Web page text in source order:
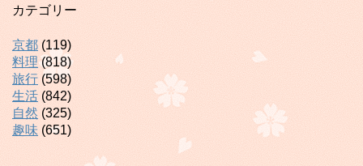
カテゴリー
京都 (119)
料理(818)
旅行 (598)
生活 (842)
自然 (325)
趣味 (651)